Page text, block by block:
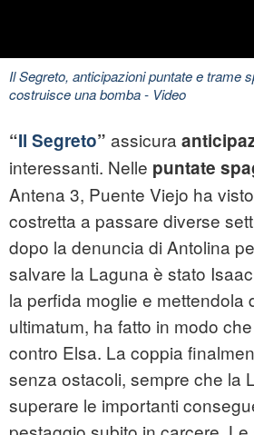
Il Segreto, anticipazioni puntate e trame
costruisce una bomba- Video
“Il Segreto” assicura
interessanti. Nelle puntate
Antena 3, Puente Viejo ha
costretta a passare diverse
dopo la denuncia di Antolina
salvare la Laguna è stato
la perfida moglie e mettendola
ultimatum, ha fatto in modo
contro Elsa. La coppia
senza ostacoli, sempre che la
superare le importanti